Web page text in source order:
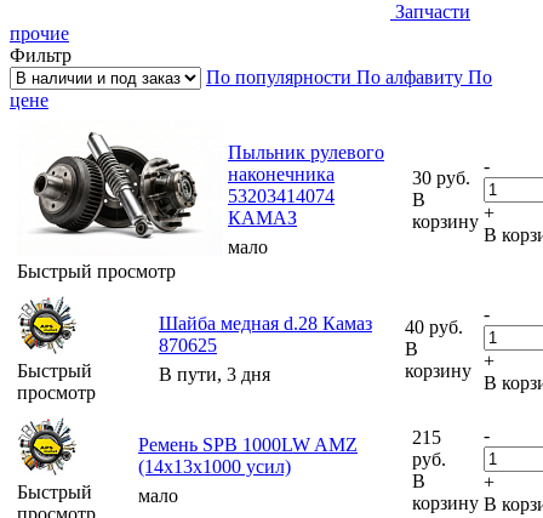
Запчасти
прочие
Фильтр
По популярности По алфавиту По
цене
Быстрый просмотр
Пыльник рулевого
наконечника
53203414074
КАМАЗ
мало
30 руб.
В
корзину
-
+
В
Быстрый
просмотр
Шайба медная d.28 Камаз
870625
В пути, 3 дня
40 руб.
В
корзину
-
+
В
Быстрый
Ремень SPB 1000LW AMZ
(14х13х1000 усил)
мало
215
руб.
В
корзину
-
+
В